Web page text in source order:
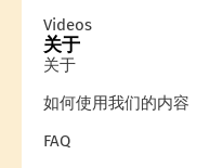
Videos
关于
关于
如何使用我们的内容
FAQ